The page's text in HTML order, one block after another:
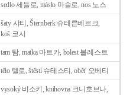
sedlo 세들로, máslo 마슬로, nos 노스
šaty 샤티, Šternberk 슈테른베르크,
koš 코시
tam 탐, matka 마트카, bolest 볼레스트
tělo 텔로, štěstí 슈테스티, obět' 오베티
vysoký 비소키, knihovna 크니호브나,